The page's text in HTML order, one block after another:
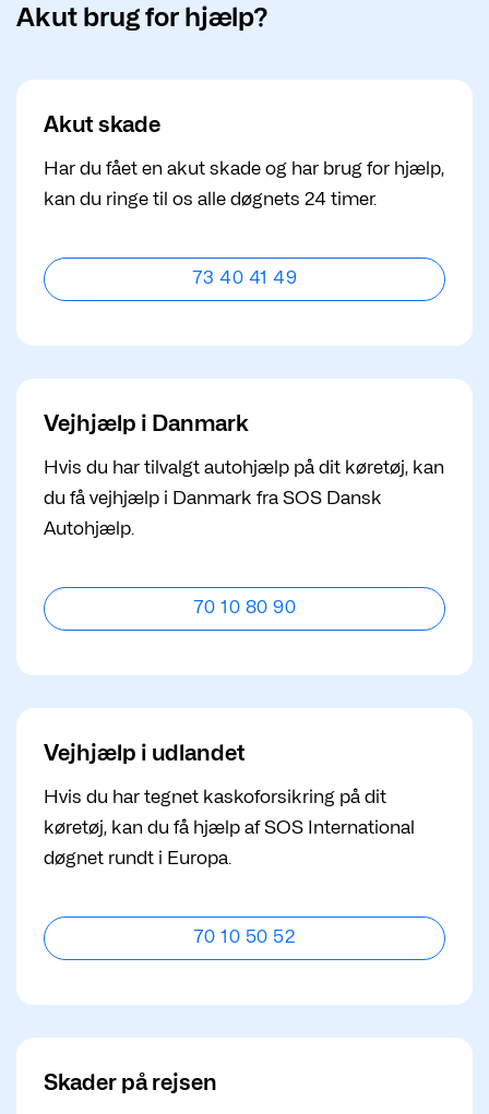
Akut brug for hjælp?
Akut skade
Har du fået en akut skade og har brug for hjælp,
kan du ringe til os alle døgnets 24 timer.
73 40 41 49
Vejhjælp i Danmark
Hvis du har tilvalgt autohjælp på dit køretøj, kan
du få vejhjælp i Danmark fra SOS Dansk
Autohjælp.
70 10 80 90
Vejhjælp i udlandet
Hvis du har tegnet kaskoforsikring på dit
køretøj, kan du få hjælp af SOS International
døgnet rundt i Europa.
70 10 50 52
Skader på rejsen